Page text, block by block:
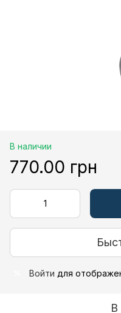
В наличии
770.00 грн
Войти для
В